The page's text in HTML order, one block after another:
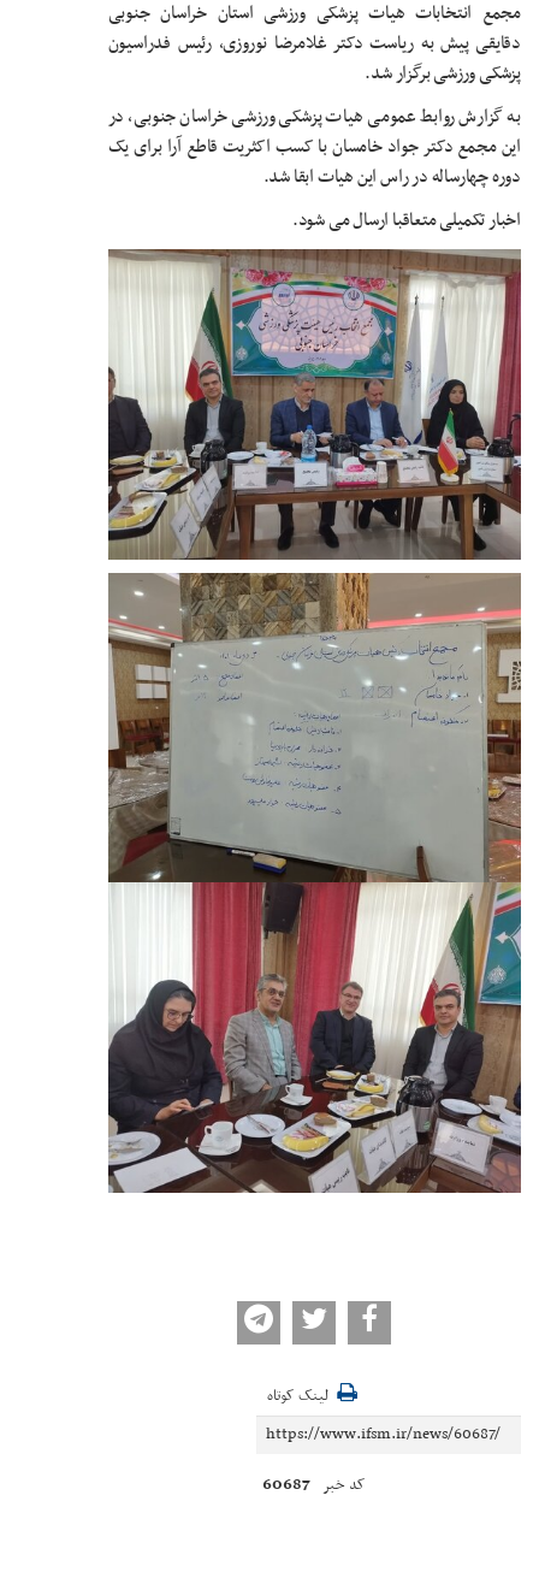
مجمع انتخابات هیات پزشکی ورزشی استان خراسان جنوبی
دقایقی پیش به ریاست دکتر غلامرضا نوروزی، رئیس فدراسیون
پزشکی ورزشی برگزار شد.
به گزارش روابط عمومی هیات پزشکی ورزشی خراسان جنوبی، در
این مجمع دکتر جواد خامسان با کسب اکثریت قاطع آرا برای یک
دوره چهارساله در راس این هیات ابقا شد.
اخبار تکمیلی متعاقبا ارسال می شود.
لینک کوتاه
کد خبر 60687